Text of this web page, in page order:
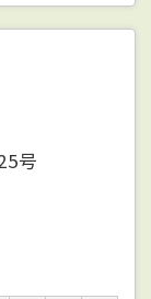
号